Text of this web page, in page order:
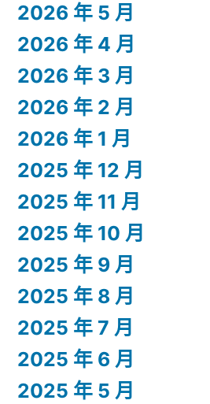
2026 年 5 月
2026 年 4 月
2026 年 3 月
2026 年 2 月
2026 年 1 月
2025 年 12 月
2025 年 11 月
2025 年 10 月
2025 年 9 月
2025 年 8 月
2025 年 7 月
2025 年 6 月
2025 年 5 月